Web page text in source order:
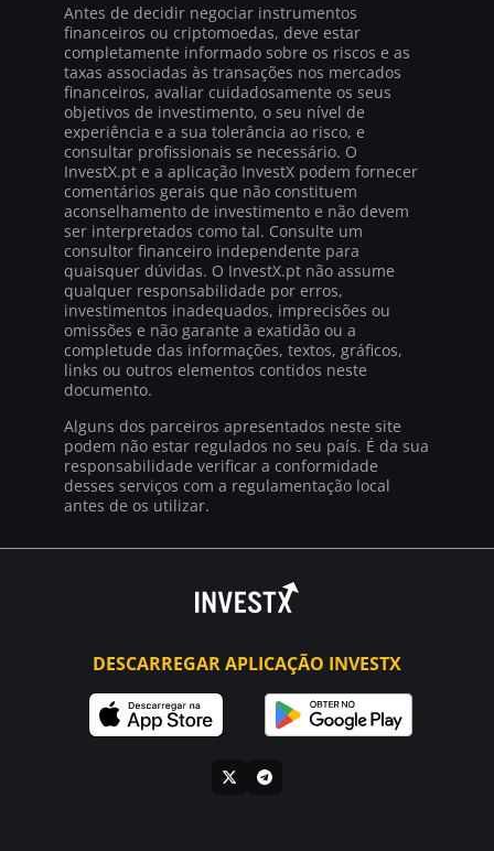
Antes de decidir negociar instrumentos
financeiros ou criptomoedas, deve estar
completamente informado sobre os riscos e as
taxas associadas às transações nos mercados
financeiros, avaliar cuidadosamente os seus
objetivos de investimento, o seu nível de
experiência e a sua tolerância ao risco, e
consultar profissionais se necessário. O
InvestX.pt e a aplicação InvestX podem fornecer
comentários gerais que não constituem
aconselhamento de investimento e não devem
ser interpretados como tal. Consulte um
consultor financeiro independente para
quaisquer dúvidas. O InvestX.pt não assume
qualquer responsabilidade por erros,
investimentos inadequados, imprecisões ou
omissões e não garante a exatidão ou a
completude das informações, textos, gráficos,
links ou outros elementos contidos neste
documento.
Alguns dos parceiros apresentados neste site
podem não estar regulados no seu país. É da sua
responsabilidade verificar a conformidade
desses serviços com a regulamentação local
antes de os utilizar.
DESCARREGAR APLICAÇÃO INVESTX